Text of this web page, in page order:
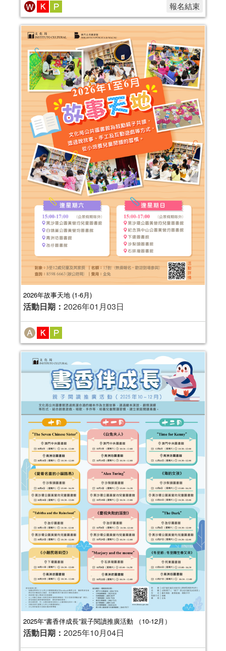
報名結束
2026年故事天地 (1-6月)
活動日期： 2026年01月03日
2025年“書香伴成長”親子閱讀推廣活動 （10-12月）
活動日期： 2025年10月04日